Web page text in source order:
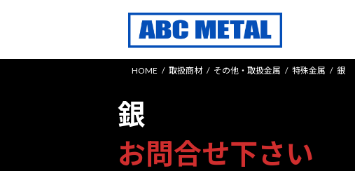
ン
ー
HOME 取扱商材 その他・取扱金属 特殊金属 銀
銀
お問合せ下さい